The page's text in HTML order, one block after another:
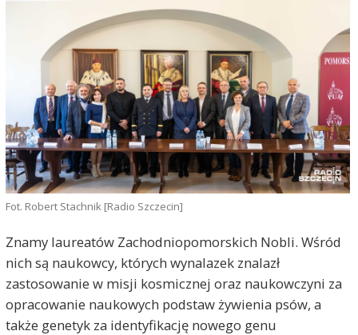
Fot. Robert Stachnik [Radio Szczecin]
Znamy laureatów Zachodniopomorskich Nobli. Wśród
nich są naukowcy, których wynalazek znalazł
zastosowanie w misji kosmicznej oraz naukowczyni za
opracowanie naukowych podstaw żywienia psów, a
także genetyk za identyfikację nowego genu